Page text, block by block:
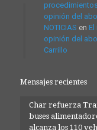
opinión del
NOTICIAS en
opinión del
Carrillo
Mensajes recientes
Char refuerza
buses
alcanza los 110